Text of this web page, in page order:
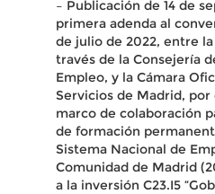
– Publicación de 14 de
primera adenda al
de julio de 2022, entre
través de la Consejería
Empleo, y la Cámara
Servicios de Madrid,
marco de colaboración
de formación
Sistema Nacional de
Comunidad de Madrid
a la inversión C23.I5